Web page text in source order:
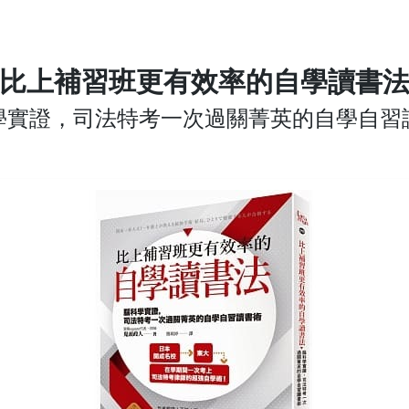
比上補習班更有效率的自學讀書法
實證，司法特考一次過關菁英的自學自習